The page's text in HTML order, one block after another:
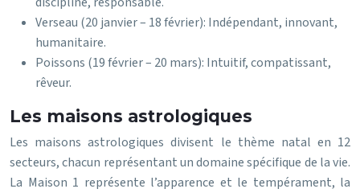
Verseau (20 janvier – 18 février): Indépendant, innovant,
humanitaire.
Poissons (19 février – 20 mars): Intuitif, compatissant,
rêveur.
Les maisons astrologiques
Les maisons astrologiques divisent le thème natal en 12
secteurs, chacun représentant un domaine spécifique de la vie.
La Maison 1 représente l’apparence et le tempérament, la